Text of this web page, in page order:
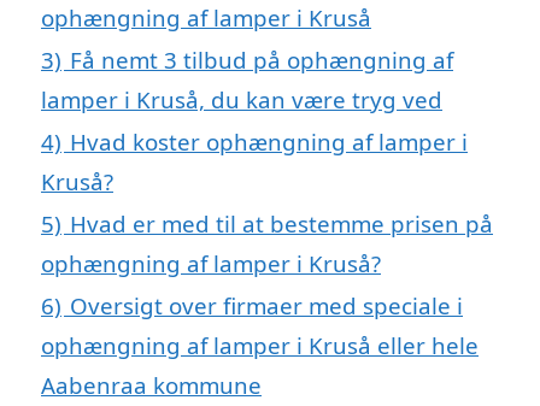
ophængning af lamper i Kruså
3) Få nemt 3 tilbud på ophængning af
lamper i Kruså, du kan være tryg ved
4) Hvad koster ophængning af lamper i
Kruså?
5) Hvad er med til at bestemme prisen på
ophængning af lamper i Kruså?
6) Oversigt over firmaer med speciale i
ophængning af lamper i Kruså eller hele
Aabenraa kommune